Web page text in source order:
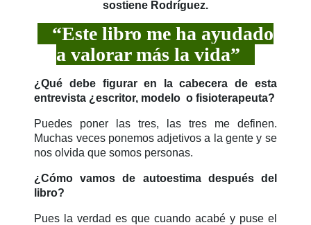
sostiene Rodríguez.
“Este libro me ha ayudado
a valorar más la vida”
¿Qué debe figurar en la cabecera de esta
entrevista ¿escritor, modelo o fisioterapeuta?
Puedes poner las tres, las tres me definen.
Muchas veces ponemos adjetivos a la gente y se
nos olvida que somos personas.
¿Cómo vamos de autoestima después del
libro?
Pues la verdad es que cuando acabé y puse el